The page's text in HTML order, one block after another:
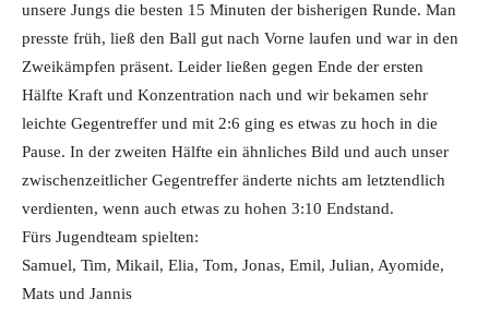
unsere Jungs die besten 15 Minuten der bisherigen Runde. Man
presste früh, ließ den Ball gut nach Vorne laufen und war in den
Zweikämpfen präsent. Leider ließen gegen Ende der ersten
Hälfte Kraft und Konzentration nach und wir bekamen sehr
leichte Gegentreffer und mit 2:6 ging es etwas zu hoch in die
Pause. In der zweiten Hälfte ein ähnliches Bild und auch unser
zwischenzeitlicher Gegentreffer änderte nichts am letztendlich
verdienten, wenn auch etwas zu hohen 3:10 Endstand.
Fürs Jugendteam spielten:
Samuel, Tim, Mikail, Elia, Tom, Jonas, Emil, Julian, Ayomide,
Mats und Jannis